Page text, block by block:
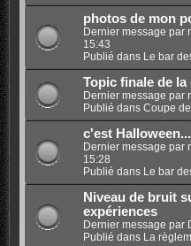
photos de mon
Dernier message par
15:43
Publié dans Le bar
Topic finale de la
Dernier message par
Publié dans Coupe
c'est Halloween...
Dernier message par
15:28
Publié dans Le bar
Niveau de bruit
expériences
Dernier message par
Publié dans La